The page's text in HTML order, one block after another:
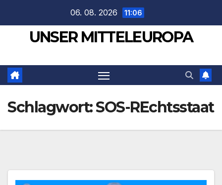
springen
06. 08. 2026 11:06
UNSER MITTELEUROPA
Schlagwort:SOS-REchtsstaat